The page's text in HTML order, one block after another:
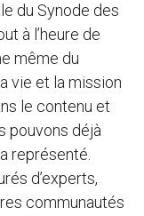
du Synode des
à l’heure de
même du
vie et la mission
le contenu et
pouvons déjà
représenté.
d’experts,
communautés